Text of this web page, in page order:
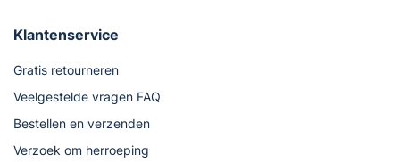
Klantenservice
Gratis retourneren
Veelgestelde vragen FAQ
Bestellen en verzenden
Verzoek om herroeping